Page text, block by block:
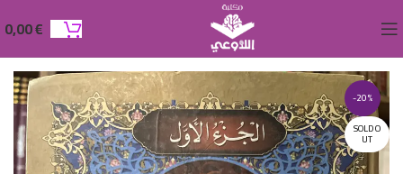
0,00€
-20%
SOLD O
UT